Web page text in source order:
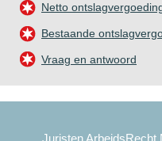
Netto
Bestaande
Vraag en antwoord